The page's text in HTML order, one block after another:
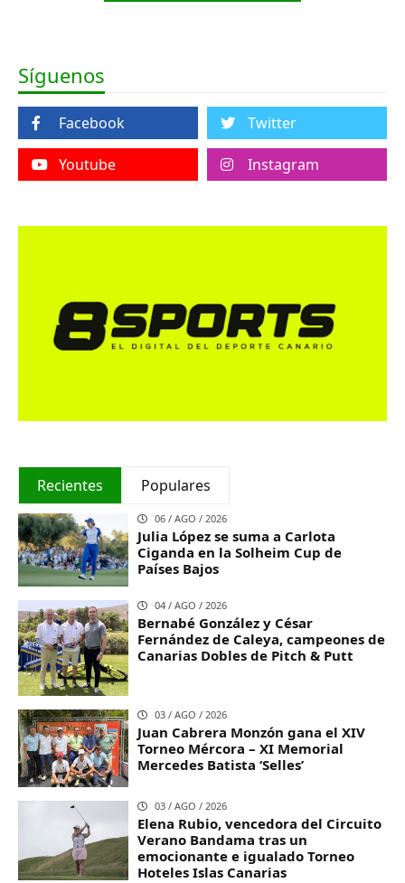
Síguenos
Facebook Twitter
Youtube Instagram
Recientes Populares
06 / AGO / 2026
Julia López se suma a Carlota
Ciganda en la Solheim Cup de
Países Bajos
04 / AGO / 2026
Bernabé González y César
Fernández de Caleya, campeones de
Canarias Dobles de Pitch & Putt
03 / AGO / 2026
Juan Cabrera Monzón gana el XIV
Torneo Mércora – XI Memorial
Mercedes Batista ‘Selles’
03 / AGO / 2026
Elena Rubio, vencedora del Circuito
Verano Bandama tras un
emocionante e igualado Torneo
Hoteles Islas Canarias